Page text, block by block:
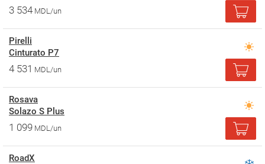
3 534 MDL/un
Pirelli
Cinturato P7
4 531 MDL/un
Rosava
Solazo S Plus
1 099 MDL/un
RoadX